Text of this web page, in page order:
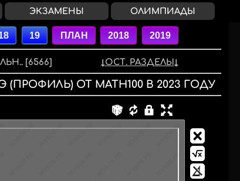
[6566] ОСТ. РАЗДЕЛЫ
(ПРОФИЛЬ) ОТ MATH100 В 2023 ГОДУ
ЭКЗАМЕНЫ ОЛИМПИАДЫ